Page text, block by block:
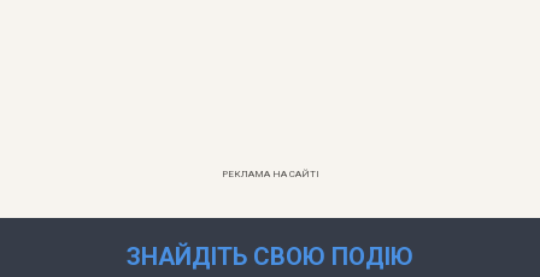
РЕКЛАМА НА САЙТІ
ЗНАЙДІТЬ СВОЮ ПОДІЮ